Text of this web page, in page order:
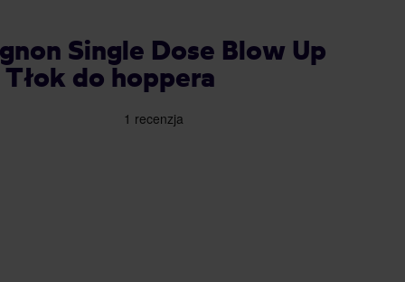
Single Dose Blow Up
do hoppera